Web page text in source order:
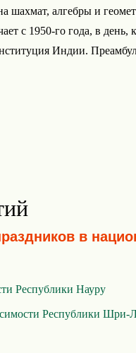
шахмат, алгебры и
с 1950-го года, в день,
Индии.
в
Республики Науру
Республики Шри-